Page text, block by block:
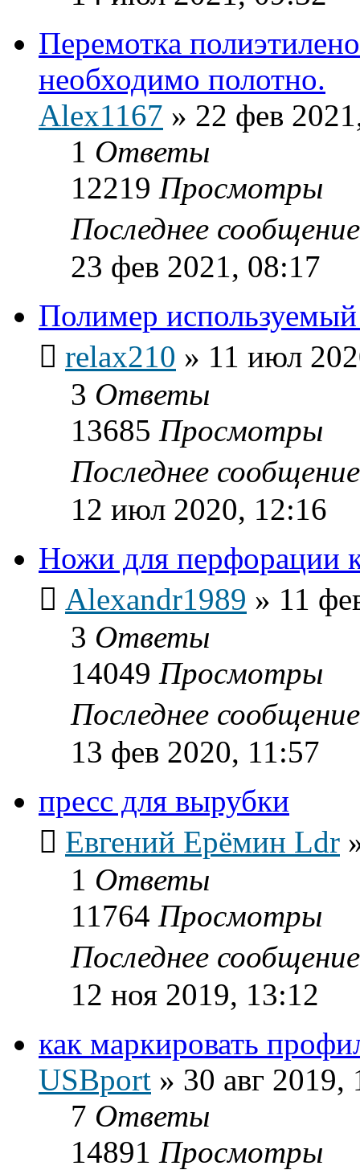
Перемотка
необходимо полотно.
Alex1167 » 22 фев
1 Ответы
12219 Просмотры
Последнее
23 фев 2021, 08:17
Полимер используемый
relax210 » 11 июл
3 Ответы
13685 Просмотры
Последнее
12 июл 2020, 12:16
Ножи для перфорации
Alexandr1989 » 11
3 Ответы
14049 Просмотры
Последнее
13 фев 2020, 11:57
пресс для вырубки
Евгений Ерёмин Ldr
1 Ответы
11764 Просмотры
Последнее
12 ноя 2019, 13:12
как маркировать
USBport » 30 авг 2019,
7 Ответы
14891 Просмотры